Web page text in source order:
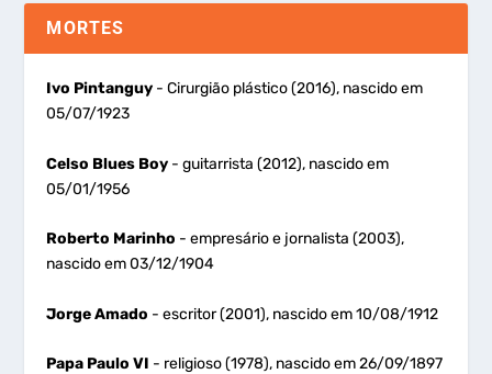
MORTES
Ivo Pintanguy - Cirurgião plástico (2016), nascido em
05/07/1923
Celso Blues Boy - guitarrista (2012), nascido em
05/01/1956
Roberto Marinho - empresário e jornalista (2003),
nascido em 03/12/1904
Jorge Amado - escritor (2001), nascido em 10/08/1912
Papa Paulo VI - religioso (1978), nascido em 26/09/1897